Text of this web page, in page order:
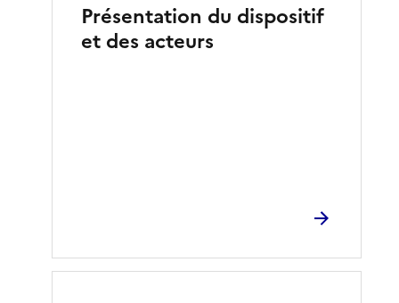
Présentation du dispositif
et des acteurs